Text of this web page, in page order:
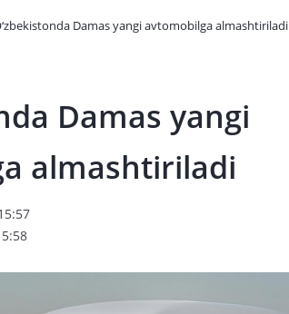
Damas yangi avtomobilga almashtiriladi
Damas yangi
almashtiriladi